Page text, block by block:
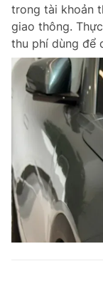
trong tài khoản
giao thông.
thu phí dùng để